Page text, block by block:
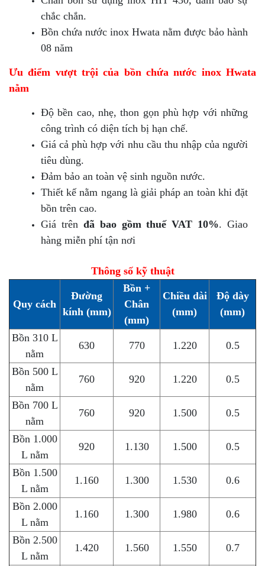
chắc chắn.
Bồn chứa nước inox Hwata nằm được bảo hành
08 năm
Ưu điểm vượt trội của bồn chứa nước inox Hwata
nằm
Độ bền cao, nhẹ, thon gọn phù hợp với những
công trình có diện tích bị hạn chế.
Giá cả phù hợp với nhu cầu thu nhập của người
tiêu dùng.
Đảm bảo an toàn vệ sinh nguồn nước.
Thiết kế nằm ngang là giải pháp an toàn khi đặt
bồn trên cao.
Giá trên đã bao gồm thuế VAT 10%. Giao
hàng miễn phí tận nơi
Thông số kỹ thuật
Quy cách
Đường
kính (mm)
Bồn +
Chân
(mm)
Chiều dài
(mm)
Độ dày
(mm)
Bồn 310 L
nằm
630 770 1.220 0.5
Bồn 500 L
nằm
760 920 1.220 0.5
Bồn 700 L
nằm
760 920 1.500 0.5
Bồn 1.000
L nằm
920 1.130 1.500 0.5
Bồn 1.500
L nằm
1.160 1.300 1.530 0.6
Bồn 2.000
L nằm
1.160 1.300 1.980 0.6
Bồn 2.500
L nằm
1.420 1.560 1.550 0.7